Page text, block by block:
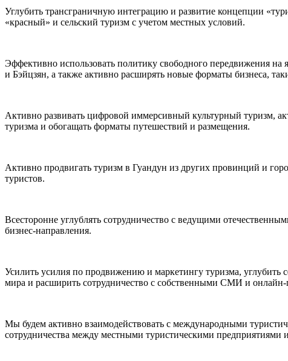
Углубить трансграничную интеграцию и развитие концепции
«красный» и сельский туризм с учетом местных условий.
Эффективно использовать политику свободного передвижения
и Бэйцзян, а также активно расширять новые форматы бизнеса,
Активно развивать цифровой иммерсивный культурный туризм,
туризма и обогащать форматы путешествий и размещения.
Активно продвигать туризм в Гуандун из других провинций и
туристов.
Всесторонне углублять сотрудничество с ведущими
бизнес-направления.
Усилить усилия по продвижению и маркетингу туризма,
мира и расширить сотрудничество с собственными СМИ и
Мы будем активно взаимодействовать с международными
сотрудничества между местными туристическими предприятиями